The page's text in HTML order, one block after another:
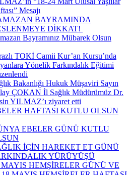
Mesajı
BAYRAMINDA
DİKKAT!
Bayramınız Mübarek Olsun
TOKİ Camii Kur’an Kursu’nda
Yönelik Farkındalık Eğitimi
Bakanlığı Hukuk Müşaviri Sayın
ÇOKAN İl Sağlık Müdürümüz Dr.
YILMAZ’ı ziyaret etti
HAFTASI KUTLU OLSUN
EBELER GÜNÜ KUTLU
İÇİN HAREKET ET GÜNÜ
YÜRÜYÜŞÜ
MAYIS HEMŞİRELER GÜNÜ VE